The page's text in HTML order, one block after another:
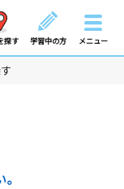
探す 学習中の方 メニュー